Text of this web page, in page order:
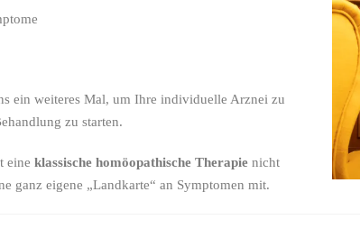
ein weiteres Mal, um Ihre individuelle Arznei zu
zu starten.
eineklassische homöopathische Therapie nicht
ganz eigene „Landkarte“ an Symptomen mit.